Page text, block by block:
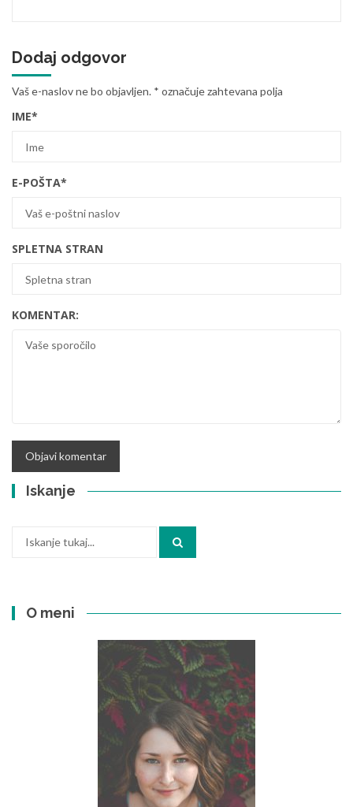
Dodaj odgovor
Vaš e-naslov ne bo objavljen. * označuje zahtevana polja
IME*
E-POŠTA*
SPLETNA STRAN
KOMENTAR:
Iskanje
O meni